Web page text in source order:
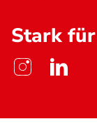
Stark